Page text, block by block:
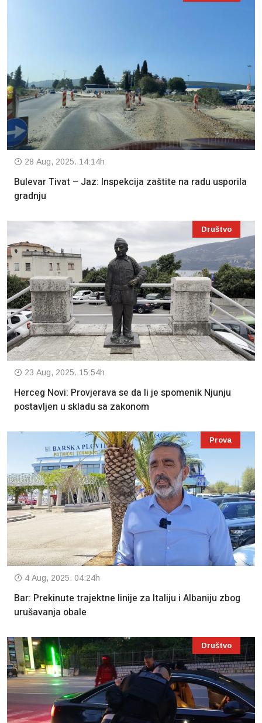
28 Aug, 2025. 14:14h
Bulevar Tivat – Jaz: Inspekcija zaštite na radu usporila
gradnju
Društvo
23 Aug, 2025. 15:54h
Herceg Novi: Provjerava se da li je spomenik Njunju
postavljen u skladu sa zakonom
Prova
4 Aug, 2025. 04:24h
Bar: Prekinute trajektne linije za Italiju i Albaniju zbog
urušavanja obale
Društvo